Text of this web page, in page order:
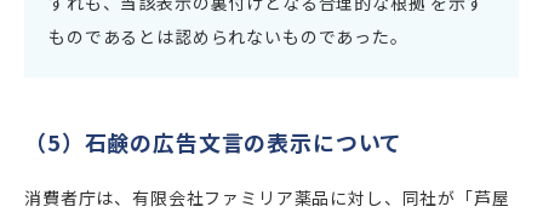
ものであるとは認められないものであった。
（5）石鹸の広告文言の表示について
消費者庁は、有限会社ファミリア薬品に対し、同社が「芦屋